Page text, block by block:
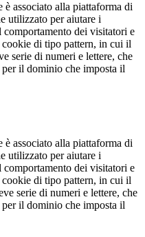
associato alla piattaforma di
utilizzato per aiutare i
dei visitatori e
di tipo pattern, in cui il
serie di numeri e lettere, che
il dominio che imposta il
associato alla piattaforma di
utilizzato per aiutare i
dei visitatori e
di tipo pattern, in cui il
serie di numeri e lettere, che
il dominio che imposta il